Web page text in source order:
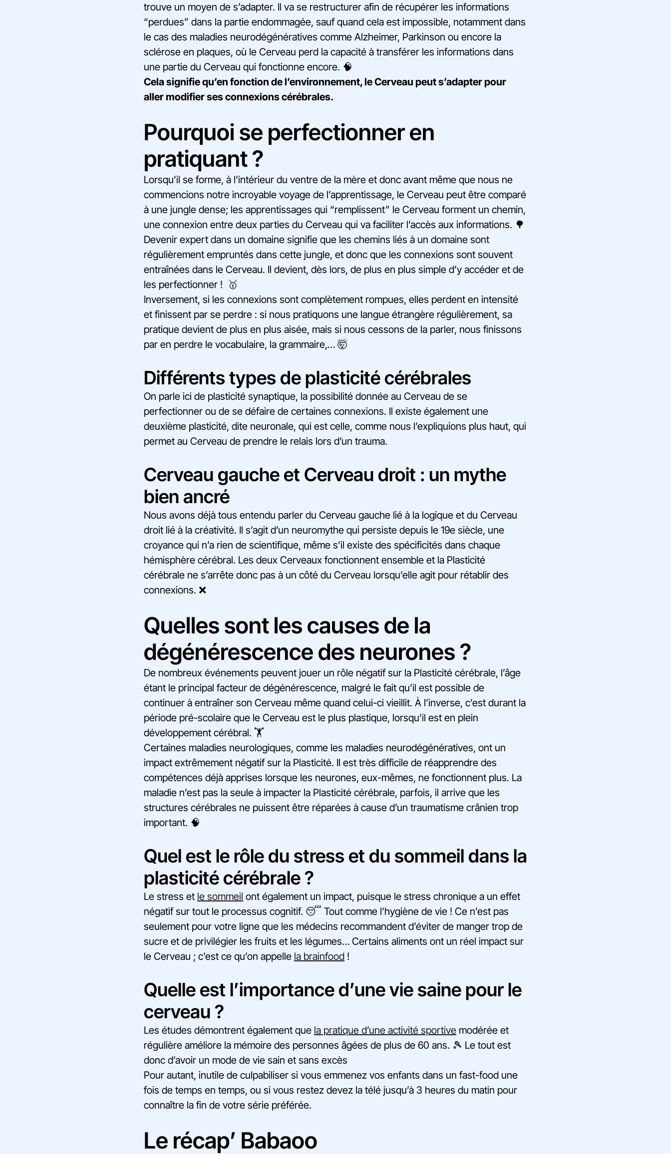
trouve un moyen de s’adapter. Il va se restructurer afin de récupérer les informations
“perdues” dans la partie endommagée, sauf quand cela est impossible, notamment dans
le cas des maladies neurodégénératives comme Alzheimer, Parkinson ou encore la
sclérose en plaques, où le Cerveau perd la capacité à transférer les informations dans
une partie du Cerveau qui fonctionne encore. 🧠
Cela signifie qu’en fonction de l’environnement, le Cerveau peut s’adapter pour
aller modifier ses connexions cérébrales.
Pourquoi se perfectionner en
pratiquant ?
Lorsqu’il se forme, à l’intérieur du ventre de la mère et donc avant même que nous ne
commencions notre incroyable voyage de l’apprentissage, le Cerveau peut être comparé
à une jungle dense; les apprentissages qui “remplissent” le Cerveau forment un chemin,
une connexion entre deux parties du Cerveau qui va faciliter l’accès aux informations. 🌳
Devenir expert dans un domaine signifie que les chemins liés à un domaine sont
régulièrement empruntés dans cette jungle, et donc que les connexions sont souvent
entraînées dans le Cerveau. Il devient, dès lors, de plus en plus simple d’y accéder et de
les perfectionner ! 🥇
Inversement, si les connexions sont complètement rompues, elles perdent en intensité
et finissent par se perdre : si nous pratiquons une langue étrangère régulièrement, sa
pratique devient de plus en plus aisée, mais si nous cessons de la parler, nous finissons
par en perdre le vocabulaire, la grammaire,… 🤯
Différents types de plasticité cérébrales
On parle ici de plasticité synaptique, la possibilité donnée au Cerveau de se
perfectionner ou de se défaire de certaines connexions. Il existe également une
deuxième plasticité, dite neuronale, qui est celle, comme nous l’expliquions plus haut, qui
permet au Cerveau de prendre le relais lors d’un trauma.
Cerveau gauche et Cerveau droit : un mythe
bien ancré
Nous avons déjà tous entendu parler du Cerveau gauche lié à la logique et du Cerveau
droit lié à la créativité. Il s’agit d’un neuromythe qui persiste depuis le 19e siècle, une
croyance qui n’a rien de scientifique, même s’il existe des spécificités dans chaque
hémisphère cérébral. Les deux Cerveaux fonctionnent ensemble et la Plasticité
cérébrale ne s’arrête donc pas à un côté du Cerveau lorsqu’elle agit pour rétablir des
connexions. ❌
Quelles sont les causes de la
dégénérescence des neurones ?
De nombreux événements peuvent jouer un rôle négatif sur la Plasticité cérébrale, l’âge
étant le principal facteur de dégénérescence, malgré le fait qu’il est possible de
continuer à entraîner son Cerveau même quand celui-ci vieillit. À l’inverse, c’est durant la
période pré-scolaire que le Cerveau est le plus plastique, lorsqu’il est en plein
développement cérébral. 🏋️
Certaines maladies neurologiques, comme les maladies neurodégénératives, ont un
impact extrêmement négatif sur la Plasticité. Il est très difficile de réapprendre des
compétences déjà apprises lorsque les neurones, eux-mêmes, ne fonctionnent plus. La
maladie n’est pas la seule à impacter la Plasticité cérébrale, parfois, il arrive que les
structures cérébrales ne puissent être réparées à cause d’un traumatisme crânien trop
important. 🧠
Quel est le rôle du stress et du sommeil dans la
plasticité cérébrale ?
Le stress et le sommeil ont également un impact, puisque le stress chronique a un effet
négatif sur tout le processus cognitif. 😴 Tout comme l’hygiène de vie ! Ce n’est pas
seulement pour votre ligne que les médecins recommandent d’éviter de manger trop de
sucre et de privilégier les fruits et les légumes… Certains aliments ont un réel impact sur
le Cerveau ; c’est ce qu’on appelle la brainfood !
Quelle est l’importance d’une vie saine pour le
cerveau ?
Les études démontrent également que la pratique d’une activité sportive modérée et
régulière améliore la mémoire des personnes âgées de plus de 60 ans. 🎾 Le tout est
donc d’avoir un mode de vie sain et sans excès
Pour autant, inutile de culpabiliser si vous emmenez vos enfants dans un fast-food une
fois de temps en temps, ou si vous restez devez la télé jusqu’à 3 heures du matin pour
connaître la fin de votre série préférée.
Le récap’ Babaoo